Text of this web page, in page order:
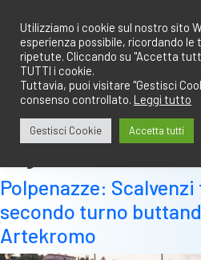
contenuto
Polpenazze: Scalvenzi
secondo turno
Artekromo
Utilizziamo i cookie sul nostro sito
esperienza possibile, ricordando le
ripetute. Cliccando su "Accetta
TUTTI i cookie.
Tuttavia, puoi visitare "Gestisci
consenso controllato. Leggi tutto
Gestisci Cookie Accetta tutti